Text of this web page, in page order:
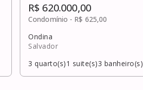
R$ 620.000,00
Condomínio - R$ 625,00
Ondina
Salvador
3 quarto(s)1 suite(s)3 banheiro(s)